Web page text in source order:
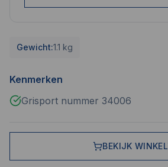
Gewicht:1.1 kg
Kenmerken
Grisport nummer 34006
BEKIJK